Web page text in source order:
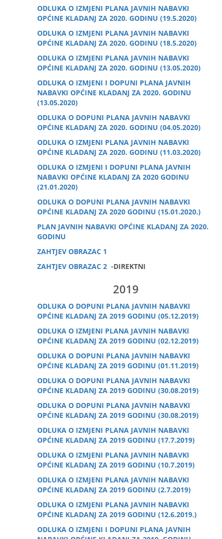
ODLUKA O IZMJENI PLANA JAVNIH NABAVKI
OPĆINE KLADANJ ZA 2020. GODINU (19.5.2020)
ODLUKA O IZMJENI PLANA JAVNIH NABAVKI
OPĆINE KLADANJ ZA 2020. GODINU (18.5.2020)
ODLUKA O IZMJENI PLANA JAVNIH NABAVKI
OPĆINE KLADANJ ZA 2020. GODINU (13.05.2020)
ODLUKA O IZMJENI I DOPUNI PLANA JAVNIH
NABAVKI OPĆINE KLADANJ ZA 2020. GODINU
(13.05.2020)
ODLUKA O DOPUNI PLANA JAVNIH NABAVKI
OPĆINE KLADANJ ZA 2020. GODINU (04.05.2020)
ODLUKA O IZMJENI PLANA JAVNIH NABAVKI
OPĆINE KLADANJ ZA 2020. GODINU (11.03.2020)
ODLUKA O IZMJENI I DOPUNI PLANA JAVNIH
NABAVKI OPĆINE KLADANJ ZA 2020 GODINU
(21.01.2020)
ODLUKA O DOPUNI PLANA JAVNIH NABAVKI
OPĆINE KLADANJ ZA 2020 GODINU (15.01.2020.)
PLAN JAVNIH NABAVKI OPĆINE KLADANJ ZA 2020.
GODINU
ZAHTJEV OBRAZAC 1
ZAHTJEV OBRAZAC 2 -DIREKTNI
2019
ODLUKA O DOPUNI PLANA JAVNIH NABAVKI
OPĆINE KLADANJ ZA 2019 GODINU (05.12.2019)
ODLUKA O IZMJENI PLANA JAVNIH NABAVKI
OPĆINE KLADANJ ZA 2019 GODINU (02.12.2019)
ODLUKA O DOPUNI PLANA JAVNIH NABAVKI
OPĆINE KLADANJ ZA 2019 GODINU (01.11.2019)
ODLUKA O DOPUNI PLANA JAVNIH NABAVKI
OPĆINE KLADANJ ZA 2019 GODINU (30.08.2019)
ODLUKA O DOPUNI PLANA JAVNIH NABAVKI
OPĆINE KLADANJ ZA 2019 GODINU (30.08.2019)
ODLUKA O IZMJENI PLANA JAVNIH NABAVKI
OPĆINE KLADANJ ZA 2019 GODINU (17.7.2019)
ODLUKA O IZMJENI PLANA JAVNIH NABAVKI
OPĆINE KLADANJ ZA 2019 GODINU (10.7.2019)
ODLUKA O IZMJENI PLANA JAVNIH NABAVKI
OPĆINE KLADANJ ZA 2019 GODINU (2.7.2019)
ODLUKA O IZMJENI PLANA JAVNIH NABAVKI
OPĆINE KLADANJ ZA 2019 GODINU (12.6.2019.)
ODLUKA O IZMJENI I DOPUNI PLANA JAVNIH